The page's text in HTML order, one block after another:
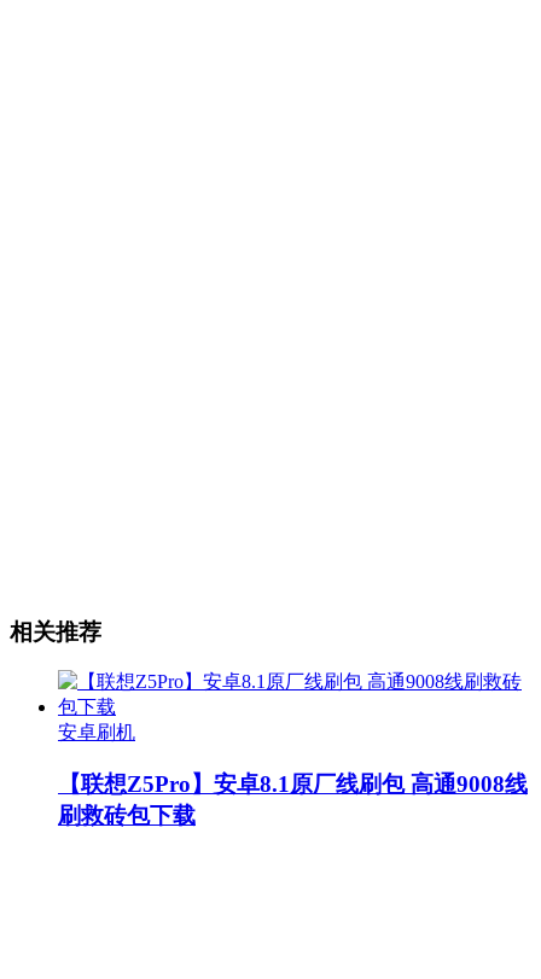
相关推荐
安卓刷机
【联想Z5Pro】安卓8.1原厂线刷包 高通9008线
刷救砖包下载